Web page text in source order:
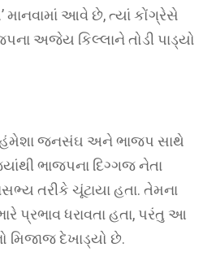
આવે છે, ત્યાં કોંગ્રેસે
અજેય કિલ્લાને તોડી પાડ્યો
હંમેશા જનસંઘ અને ભાજપ સાથે
ભાજપના દિગ્ગજ નેતા
તરીકે ચૂંટાયા હતા. તેમના
પ્રભાવ ધરાવતા હતા, પરંતુ આ
મિજાજ દેખાડ્યો છે.